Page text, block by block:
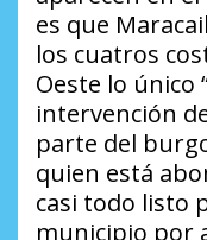
es que
los cuatros
Oeste lo único
intervención
parte del
quien está
casi todo listo
municipio por